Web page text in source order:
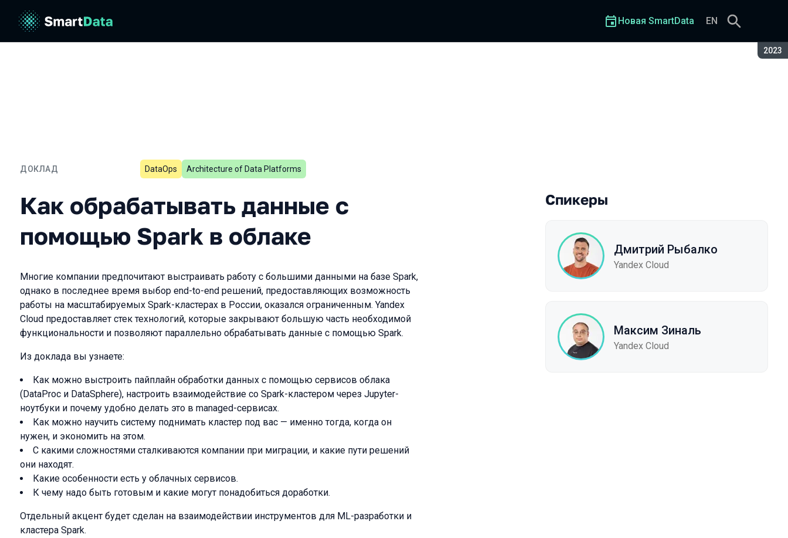
2023
Новая SmartData EN
ДОКЛАД
Как обрабатывать данные с помощью Spark в облаке
DataOps Architecture of Data Platforms
Как обрабатывать данные с
помощью Spark в облаке
Многие компании предпочитают выстраивать работу с большими данными на базе Spark,
однако в последнее время выбор end-to-end решений, предоставляющих возможность
работы на масштабируемых Spark-кластерах в России, оказался ограниченным. Yandex
Cloud предоставляет стек технологий, которые закрывают большую часть необходимой
функциональности и позволяют параллельно обрабатывать данные с помощью Spark.
Из доклада вы узнаете:
Как можно выстроить пайплайн обработки данных с помощью сервисов облака
(DataProc и DataSphere), настроить взаимодействие со Spark-кластером через Jupyter-
ноутбуки и почему удобно делать это в managed-сервисах.
Как можно научить систему поднимать кластер под вас — именно тогда, когда он
нужен, и экономить на этом.
С какими сложностями сталкиваются компании при миграции, и какие пути решений
они находят.
Какие особенности есть у облачных сервисов.
К чему надо быть готовым и какие могут понадобиться доработки.
Отдельный акцент будет сделан на взаимодействии инструментов для ML-разработки и
кластера Spark.
Спикеры
Дмитрий Рыбалко
Yandex Cloud
Максим Зиналь
Yandex Cloud